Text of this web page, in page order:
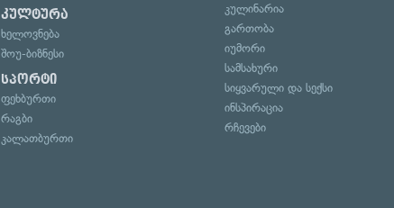
კულტურა
ხელოვნება
შოუ-ბიზნესი
სპორტი
ფეხბურთი
რაგბი
კალათბურთი
კულინარია
გართობა
იუმორი
სამსახური
სიყვარული და სექსი
ინსპირაცია
რჩევები